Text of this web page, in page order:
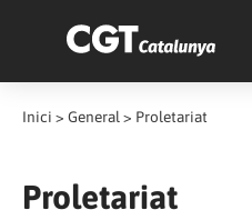
Inici > General > Proletariat
Proletariat